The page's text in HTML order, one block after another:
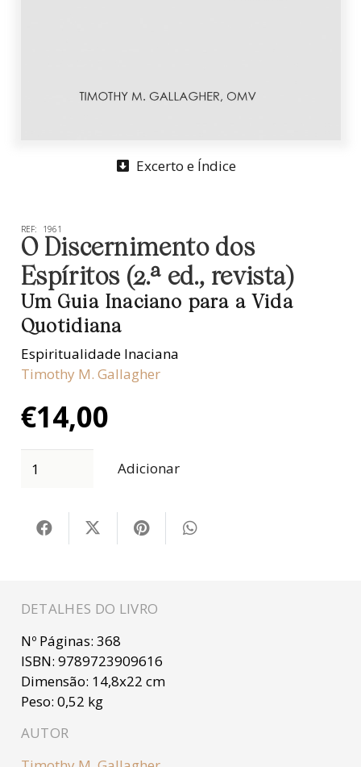
Excerto e Índice
REF: 1961
O Discernimento dos
Espíritos (2.ª ed., revista)
Um Guia Inaciano para a Vida
Quotidiana
Espiritualidade Inaciana
Timothy M. Gallagher
€14,00
Adicionar
DETALHES DO LIVRO
Nº Páginas: 368
ISBN: 9789723909616
Dimensão: 14,8x22 cm
Peso: 0,52 kg
AUTOR